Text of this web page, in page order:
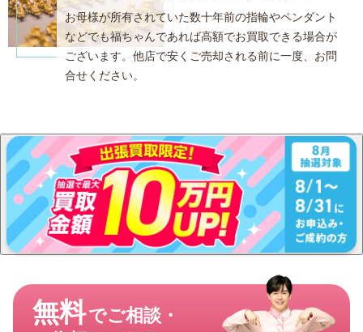
お母様が所有されていた数十年前の指輪やペンダント
などでも福ちゃんであれば高額でお買取できる場合が
ございます。他店で安くご売却される前に一度、お問
合せください。
無料でご相談・